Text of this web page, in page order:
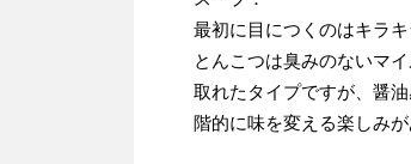
最初に目につくのはキラ
とんこつは臭みのないマ
取れたタイプですが、醤
階的に味を変える楽しみ